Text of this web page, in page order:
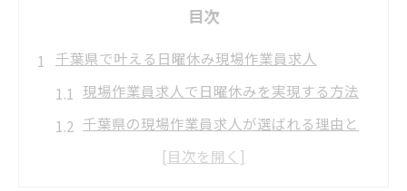
目次
千葉県で叶える日曜休み現場作業員求人
現場作業員求人で日曜休みを実現する方法
千葉県の現場作業員求人が選ばれる理由と